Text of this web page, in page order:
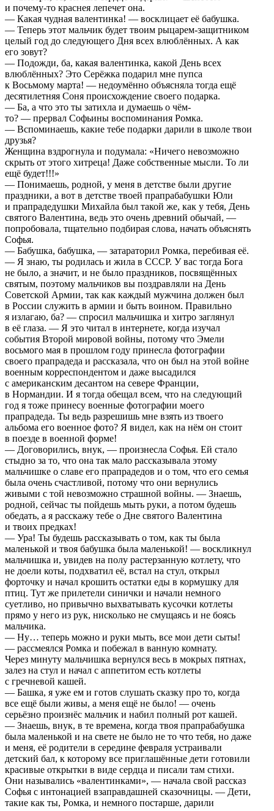
и почему-то краснея лепечет она.
— Какая чудная валентинка! — восклицает её бабушка.
— Теперь этот мальчик будет твоим рыцарем-защитником
целый год до следующего Дня всех влюблённых. А как
его зовут?
— Подожди, ба, какая валентинка, какой День всех
влюблённых? Это Серёжка подарил мне пупса
к Восьмому марта! — недоумённо объясняла тогда ещё
десятилетняя Соня происхождение своего подарка.
— Ба, а что это ты затихла и думаешь о чём-
то? — прервал Софьины воспоминания Ромка.
— Вспоминаешь, какие тебе подарки дарили в школе твои
друзья?
Женщина вздрогнула и подумала: «Ничего невозможно
скрыть от этого хитреца! Даже собственные мысли. То ли
ещё будет!!!»
— Понимаешь, родной, у меня в детстве были другие
праздники, а вот в детстве твоей прапрабабушки Юли
и прапрадедушки Михайла был такой же, как у тебя, День
святого Валентина, ведь это очень древний обычай, —
попробовала, тщательно подбирая слова, начать объяснять
Софья.
— Бабушка, бабушка, — затараторил Ромка, перебивая её.
— Я знаю, ты родилась и жила в СССР. У вас тогда Бога
не было, а значит, и не было праздников, посвящённых
святым, поэтому мальчиков вы поздравляли на День
Советской Армии, так как каждый мужчина должен был
в России служить в армии и быть воином. Правильно
я излагаю, ба? — спросил мальчишка и хитро заглянул
в её глаза. — Я это читал в интернете, когда изучал
события Второй мировой войны, потому что Эмели
восьмого мая в прошлом году принесла фотографии
своего прапрадеда и рассказала, что он был на этой войне
военным корреспондентом и даже высадился
с американским десантом на севере Франции,
в Нормандии. И я тогда обещал всем, что на следующий
год я тоже принесу военные фотографии моего
прапрадеда. Ты ведь разрешишь мне взять из твоего
альбома его военное фото? Я видел, как на нём он стоит
в поезде в военной форме!
— Договорились, внук, — произнесла Софья. Ей стало
стыдно за то, что она так мало рассказывала этому
мальчишке о славе его прапрадедов и о том, что его семья
была очень счастливой, потому что они вернулись
живыми с той невозможно страшной войны. — Знаешь,
родной, сейчас ты пойдешь мыть руки, а потом будешь
обедать, а я расскажу тебе о Дне святого Валентина
и твоих предках!
— Ура! Ты будешь рассказывать о том, как ты была
маленькой и твоя бабушка была маленькой! — воскликнул
мальчишка и, увидев на полу растерзанную котлету, что
не доели коты, подхватил её, встал на стул, открыл
форточку и начал крошить остатки еды в кормушку для
птиц. Тут же прилетели синички и начали немного
суетливо, но привычно выхватывать кусочки котлеты
прямо у него из рук, нисколько не смущаясь и не боясь
мальчика.
— Ну… теперь можно и руки мыть, все мои дети сыты!
— рассмеялся Ромка и побежал в ванную комнату.
Через минуту мальчишка вернулся весь в мокрых пятнах,
залез на стул и начал с аппетитом есть котлеты
с гречневой кашей.
— Башка, я уже ем и готов слушать сказку про то, когда
все ещё были живы, а меня ещё не было! — очень
серьёзно произнёс мальчик и набил полный рот кашей.
— Знаешь, внук, в те времена, когда твоя прапрабабушка
была маленькой и на свете не было не то что тебя, но даже
и меня, её родители в середине февраля устраивали
детский бал, к которому все приглашённые дети готовили
красивые открытки в виде сердца и писали там стихи.
Они назывались «валентинками», — начала свой рассказ
Софья с интонацией взаправдашней сказочницы. — Дети,
такие как ты, Ромка, и немного постарше, дарили